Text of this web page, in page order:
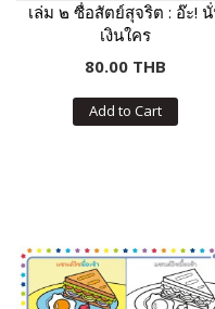
เล่ม ๒ ซื่อสัตย์สุจริต : อ๊ะ!
เงินใคร
80.00 THB
Add to Cart